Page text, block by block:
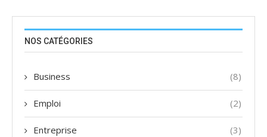
NOS CATÉGORIES
Business (8)
Emploi (2)
Entreprise (3)